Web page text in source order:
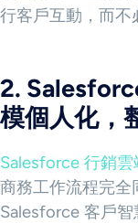
行客戶互動，而不
2.
模個人化，
Salesforce 行銷雲
商務工作流程完全
Salesforce 客戶